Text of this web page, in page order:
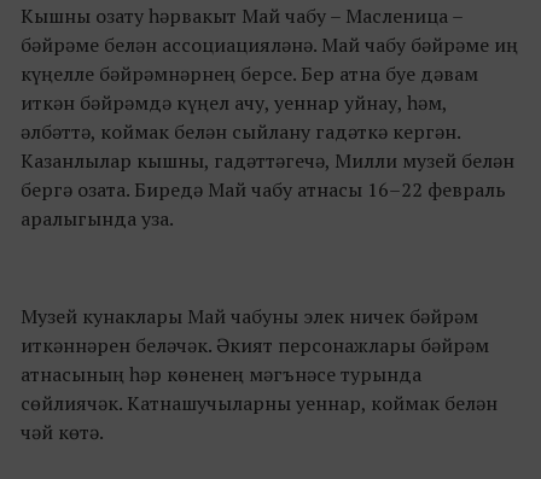
Кышны озату һәрвакыт Май чабу – Масленица –
бәйрәме белән ассоциацияләнә. Май чабу бәйрәме иң
күңелле бәйрәмнәрнең берсе. Бер атна буе дәвам
иткән бәйрәмдә күңел ачу, уеннар уйнау, һәм,
әлбәттә, коймак белән сыйлану гадәткә кергән.
Казанлылар кышны, гадәттәгечә, Милли музей белән
бергә озата. Биредә Май чабу атнасы 16–22 февраль
аралыгында уза.
Музей кунаклары Май чабуны элек ничек бәйрәм
иткәннәрен беләчәк. Әкият персонажлары бәйрәм
атнасының һәр көненең мәгънәсе турында
сөйлиячәк. Катнашучыларны уеннар, коймак белән
чәй көтә.